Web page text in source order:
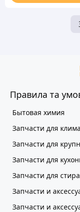
Правила та
Бытовая химия
Запчасти для
Запчасти для
Запчасти для
Запчасти для
Запчасти и
Запчасти и